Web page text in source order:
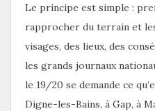
Le principe est simple :
rapprocher du terrain et
visages, des lieux, des
les grands journaux
le 19/20 se demande ce
Digne-les-Bains, à Gap, à